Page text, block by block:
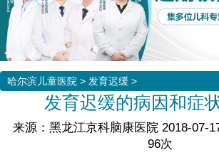
哈尔滨儿童医院 > 发育迟缓>
发育迟缓的病因和症
来源：黑龙江京科脑康医院 2018-07-
96次